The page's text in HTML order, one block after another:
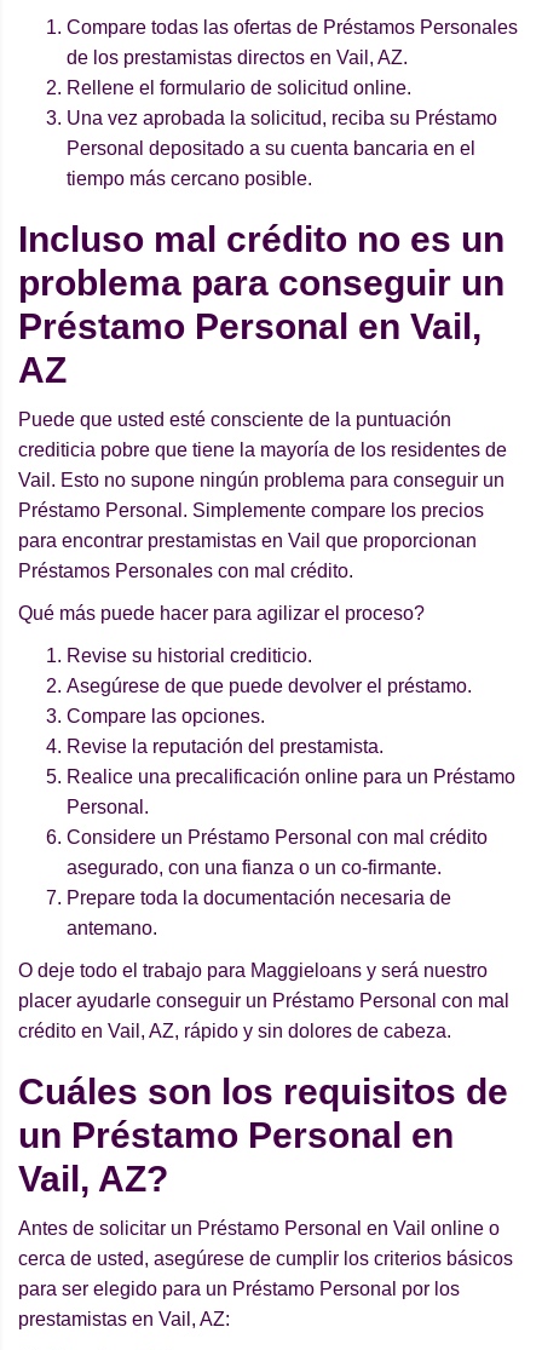
Compare todas las ofertas de Préstamos Personales
de los prestamistas directos en Vail, AZ.
Rellene el formulario de solicitud online.
Una vez aprobada la solicitud, reciba su Préstamo
Personal depositado a su cuenta bancaria en el
tiempo más cercano posible.
Incluso mal crédito no es un
problema para conseguir un
Préstamo Personal en Vail,
AZ
Puede que usted esté consciente de la puntuación
crediticia pobre que tiene la mayoría de los residentes de
Vail. Esto no supone ningún problema para conseguir un
Préstamo Personal. Simplemente compare los precios
para encontrar prestamistas en Vail que proporcionan
Préstamos Personales con mal crédito.
Qué más puede hacer para agilizar el proceso?
Revise su historial crediticio.
Asegúrese de que puede devolver el préstamo.
Compare las opciones.
Revise la reputación del prestamista.
Realice una precalificación online para un Préstamo
Personal.
Considere un Préstamo Personal con mal crédito
asegurado, con una fianza o un co-firmante.
Prepare toda la documentación necesaria de
antemano.
O deje todo el trabajo para Maggieloans y será nuestro
placer ayudarle conseguir un Préstamo Personal con mal
crédito en Vail, AZ, rápido y sin dolores de cabeza.
Cuáles son los requisitos de
un Préstamo Personal en
Vail, AZ?
Antes de solicitar un Préstamo Personal en Vail online o
cerca de usted, asegúrese de cumplir los criterios básicos
para ser elegido para un Préstamo Personal por los
prestamistas en Vail, AZ: